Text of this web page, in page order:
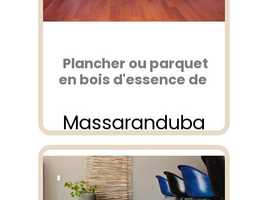
Plancher ou parquet
en bois d'essence de
Massaranduba